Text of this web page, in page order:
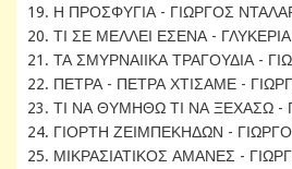
19. Η ΠΡΟΣΦΥΓΙΑ - ΓΙΩΡΓΟΣ
20. ΤΙ ΣΕ ΜΕΛΛΕΙ ΕΣΕΝΑ - ΓΛΥΚΕΡΙΑ
21. ΤΑ ΣΜΥΡΝΑΙΙΚΑ ΤΡΑΓΟΥΔΙΑ -
22. ΠΕΤΡΑ - ΠΕΤΡΑ ΧΤΙΣΑΜΕ -
23. ΤΙ ΝΑ ΘΥΜΗΘΩ ΤΙ ΝΑ ΞΕΧΑΣΩ -
24. ΓΙΟΡΤΗ ΖΕΙΜΠΕΚΗΔΩΝ -
25. ΜΙΚΡΑΣΙΑΤΙΚΟΣ ΑΜΑΝΕΣ -